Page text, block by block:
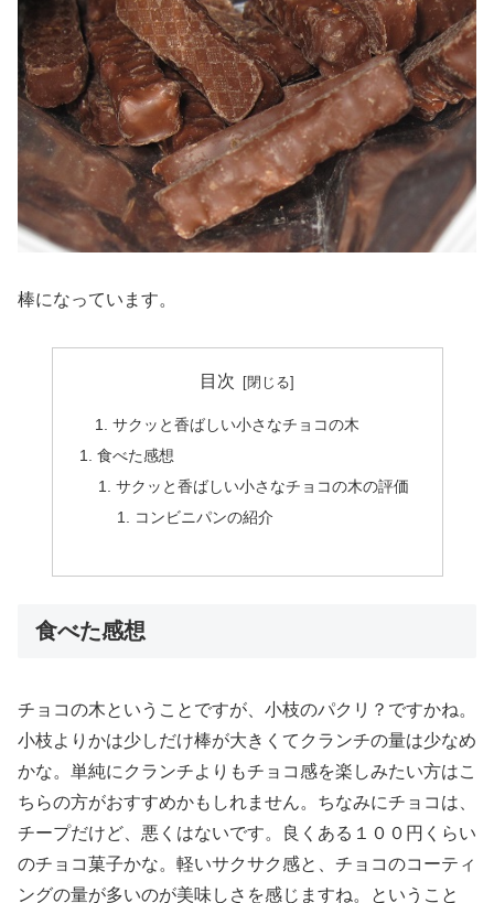
棒になっています。
目次
サクッと香ばしい小さなチョコの木
食べた感想
サクッと香ばしい小さなチョコの木​の評価
コンビニパンの紹介
食べた感想
チョコの木ということですが、小枝のパクリ？ですかね。
小枝よりかは少しだけ棒が大きくてクランチの量は少なめ
かな。単純にクランチよりもチョコ感を楽しみたい方はこ
ちらの方がおすすめかもしれません。ちなみにチョコは、
チープだけど、悪くはないです。良くある１００円くらい
のチョコ菓子かな。軽いサクサク感と、チョコのコーティ
ングの量が多いのが美味しさを感じますね。ということ